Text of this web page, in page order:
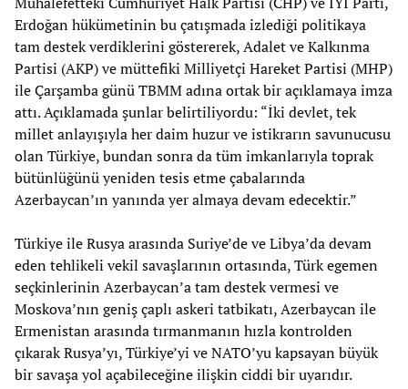
Erdoğan hükümetinin bu çatışmada izlediği politikaya
tam destek verdiklerini göstererek, Adalet ve Kalkınma
Partisi (AKP) ve müttefiki Milliyetçi Hareket Partisi (MHP)
ile Çarşamba günü TBMM adına ortak bir açıklamaya imza
attı. Açıklamada şunlar belirtiliyordu: “İki devlet, tek
millet anlayışıyla her daim huzur ve istikrarın savunucusu
olan Türkiye, bundan sonra da tüm imkanlarıyla toprak
bütünlüğünü yeniden tesis etme çabalarında
Azerbaycan’ın yanında yer almaya devam edecektir.”
Türkiye ile Rusya arasında Suriye’de ve Libya’da devam
eden tehlikeli vekil savaşlarının ortasında, Türk egemen
seçkinlerinin Azerbaycan’a tam destek vermesi ve
Moskova’nın geniş çaplı askeri tatbikatı, Azerbaycan ile
Ermenistan arasında tırmanmanın hızla kontrolden
çıkarak Rusya’yı, Türkiye’yi ve NATO’yu kapsayan büyük
bir savaşa yol açabileceğine ilişkin ciddi bir uyarıdır.